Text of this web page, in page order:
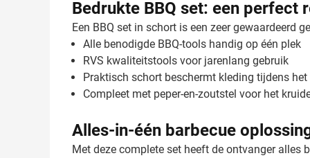
Bedrukte BBQ set: een perfect
Een BBQ set in schort is een zeer gewaardeerd
Alle benodigde BBQ-tools handig op één plek
RVS kwaliteitstools voor jarenlang gebruik
Praktisch schort beschermt kleding tijdens het
Compleet met peper-en-zoutstel voor het
Alles-in-één barbecue
Met deze complete set heeft de ontvanger alles